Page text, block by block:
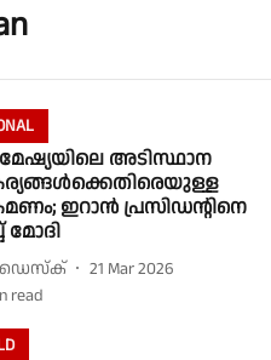
അടിസ്ഥാന
ഇറാൻ പ്രസിഡൻ്റിനെ
മോദി
21 Mar 2026
read